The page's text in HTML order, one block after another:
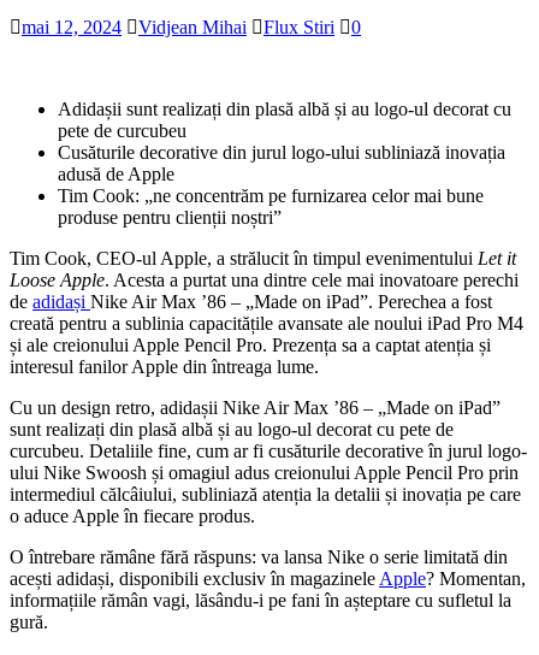
mai 12, 2024 Vidjean Mihai Flux Stiri 0
Adidașii sunt realizați din plasă albă și au logo-ul decorat cu
pete de curcubeu
Cusăturile decorative din jurul logo-ului subliniază inovația
adusă de Apple
Tim Cook: „ne concentrăm pe furnizarea celor mai bune
produse pentru clienții noștri”
Tim Cook, CEO-ul Apple, a strălucit în timpul evenimentului Let it
Loose Apple. Acesta a purtat una dintre cele mai inovatoare perechi
de adidași Nike Air Max ’86 – „Made on iPad”. Perechea a fost
creată pentru a sublinia capacitățile avansate ale noului iPad Pro M4
și ale creionului Apple Pencil Pro. Prezența sa a captat atenția și
interesul fanilor Apple din întreaga lume.
Cu un design retro, adidașii Nike Air Max ’86 – „Made on iPad”
sunt realizați din plasă albă și au logo-ul decorat cu pete de
curcubeu. Detaliile fine, cum ar fi cusăturile decorative în jurul logo-
ului Nike Swoosh și omagiul adus creionului Apple Pencil Pro prin
intermediul călcâiului, subliniază atenția la detalii și inovația pe care
o aduce Apple în fiecare produs.
O întrebare rămâne fără răspuns: va lansa Nike o serie limitată din
acești adidași, disponibili exclusiv în magazinele Apple? Momentan,
informațiile rămân vagi, lăsându-i pe fani în așteptare cu sufletul la
gură.